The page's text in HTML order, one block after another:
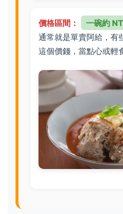
價格區間： 一碗約
通常就是單賣阿給，有
這個價錢，當點心或輕